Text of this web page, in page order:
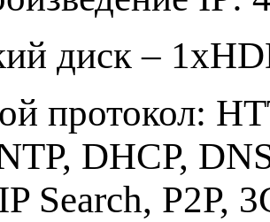
диск –
протокол:
DHCP,
Search, P2P,